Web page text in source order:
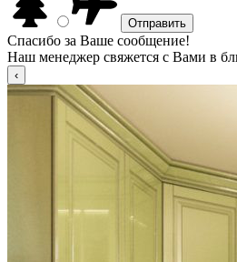
Спасибо за Ваше сообщение!
Наш менеджер свяжется с Вами в